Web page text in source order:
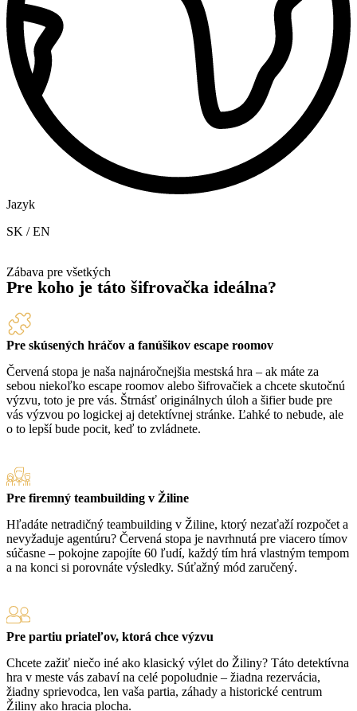
Jazyk
SK / EN
Zábava pre všetkých
Pre koho je táto šifrovačka ideálna?
Pre skúsených hráčov a fanúšikov escape roomov
Červená stopa je naša najnáročnejšia mestská hra – ak máte za
sebou niekoľko escape roomov alebo šifrovačiek a chcete skutočnú
výzvu, toto je pre vás. Štrnásť originálnych úloh a šifier bude pre
vás výzvou po logickej aj detektívnej stránke. Ľahké to nebude, ale
o to lepší bude pocit, keď to zvládnete.
Pre firemný teambuilding v Žiline
Hľadáte netradičný teambuilding v Žiline, ktorý nezaťaží rozpočet a
nevyžaduje agentúru? Červená stopa je navrhnutá pre viacero tímov
súčasne – pokojne zapojíte 60 ľudí, každý tím hrá vlastným tempom
a na konci si porovnáte výsledky. Súťažný mód zaručený.
Pre partiu priateľov, ktorá chce výzvu
Chcete zažiť niečo iné ako klasický výlet do Žiliny? Táto detektívna
hra v meste vás zabaví na celé popoludnie – žiadna rezervácia,
žiadny sprievodca, len vaša partia, záhady a historické centrum
Žiliny ako hracia plocha.